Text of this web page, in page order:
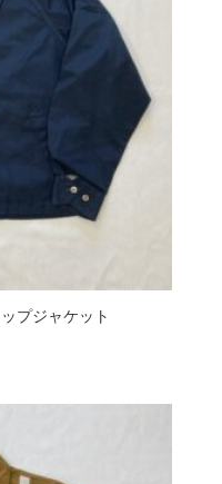
プジャケット